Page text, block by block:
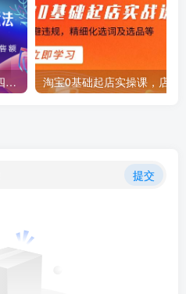
京东快车与搜索最新玩法，四个维度抢占红利，引爆京东平台
提交